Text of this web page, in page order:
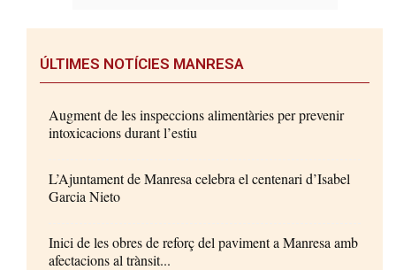
ÚLTIMES NOTÍCIES MANRESA
Augment de les inspeccions alimentàries per prevenir
intoxicacions durant l’estiu
L’Ajuntament de Manresa celebra el centenari d’Isabel
Garcia Nieto
Inici de les obres de reforç del paviment a Manresa amb
afectacions al trànsit...